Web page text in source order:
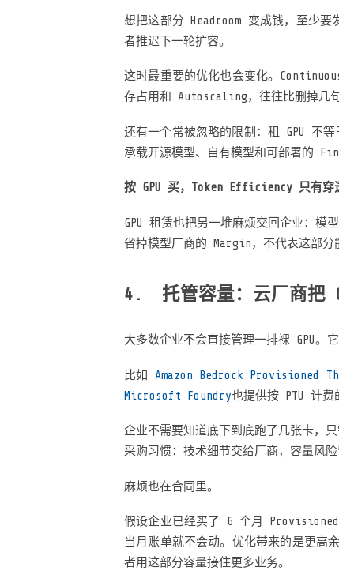
想把这部分 Headroom 变成钱，至少要
者推迟下一轮扩容。
这时最重要的优化也会变化。
存占用和 Autoscaling，往往比删掉几
还有一个常被忽略的限制：租 GPU 不
承载开源模型、自有模型和可部署的
按 GPU 买，Token Efficiency 只有穿
GPU 租赁也把另一堆麻烦交回企业：模
省掉模型厂商的 Margin，不代表这部分
托管容量：云厂商把
大多数企业不会直接管理一排裸 GPU。
比如 Amazon Bedrock Provisioned
Microsoft Foundry也提供按 PTU 计
企业不需要知道底下到底跑了几张卡，
采购习惯：技术细节交给厂商，容量风险
麻烦也在合同里。
假设企业已经买了 6 个月 Provisioned
当月账单就不会动。优化带来的是更
者用这部分容量接住更多业务。